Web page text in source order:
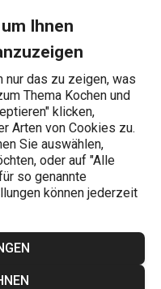
Ihnen
nur das zu zeigen, was
Thema Kochen und
klicken,
Arten von Cookies zu.
Sie auswählen,
oder auf "Alle
so genannte
können jederzeit
HOME